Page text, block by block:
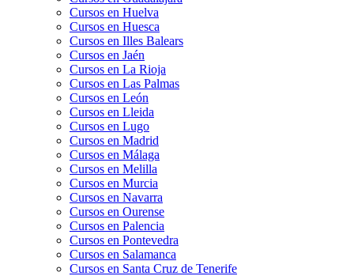
Cursos en Huelva
Cursos en Huesca
Cursos en Illes Balears
Cursos en Jaén
Cursos en La Rioja
Cursos en Las Palmas
Cursos en León
Cursos en Lleida
Cursos en Lugo
Cursos en Madrid
Cursos en Málaga
Cursos en Melilla
Cursos en Murcia
Cursos en Navarra
Cursos en Ourense
Cursos en Palencia
Cursos en Pontevedra
Cursos en Salamanca
Cursos en Santa Cruz de Tenerife